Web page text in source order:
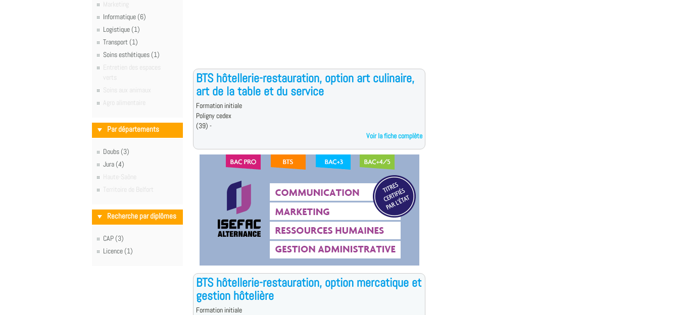
Marketing
Informatique (6)
Logistique (1)
Transport (1)
Soins esthétiques (1)
Entretien des espaces
verts
Soins aux animaux
Agro alimentaire
Par départements
Doubs (3)
Jura (4)
Haute-Saône
Territoire de Belfort
Recherche par diplômes
CAP (3)
Licence (1)
BTS hôtellerie-restauration, option art culinaire,
art de la table et du service
Formation initiale
Poligny cedex
(39) -
Voir la fiche complète
BTS hôtellerie-restauration, option mercatique et
gestion hôtelière
Formation initiale